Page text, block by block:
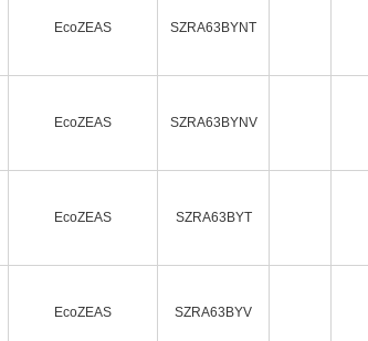
EcoZEAS SZRA63BYNT
EcoZEAS SZRA63BYNV
EcoZEAS SZRA63BYT
EcoZEAS SZRA63BYV